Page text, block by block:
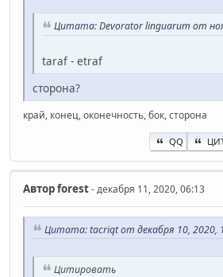
Цитата: Devorator linguarum от
taraf - etraf
сторона?
край, конец, оконечность, бок, сторона
QQ
Авторforest- декабря 11, 2020, 06:13
Цитата: t‍acriqt от декабря 10, 2020,
Цитировать